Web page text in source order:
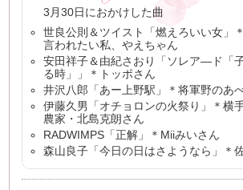
3月30日におかけした曲
世良公則＆ツイスト「燃えろいい女」
言われたい私、やえちゃん
安田祥子＆由紀さおり「ソレア―ド「
る時」」＊トッポさん
井沢八郎「あー上野駅」＊将軍野のあ
伊藤久男「オチョロンの火祭り」＊横
農家・北島克朗さん
RADWIMPS「正解」＊Miiみいさん
森山良子「今日の日はさようなら」＊